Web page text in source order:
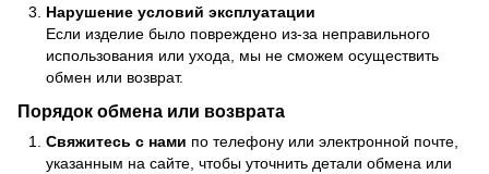
Нарушение условий эксплуатации
Если изделие было повреждено из-за неправильного
использования или ухода, мы не сможем осуществить
обмен или возврат.
Порядок обмена или возврата
Свяжитесь с нами по телефону или электронной почте,
указанным на сайте, чтобы уточнить детали обмена или